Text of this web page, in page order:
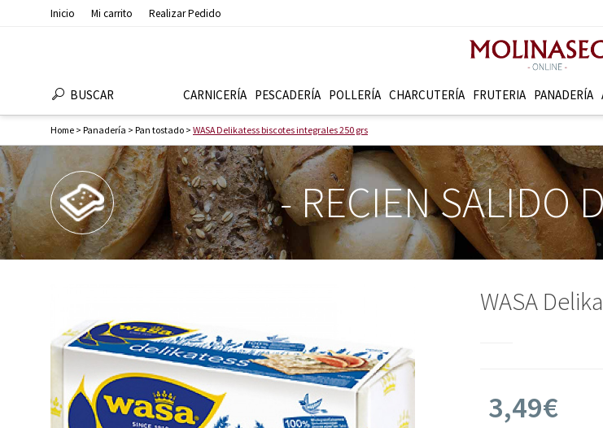
Inicio Mi carrito Realizar Pedido
BUSCAR CARNICERÍA PESCADERÍ­A POLLERÍA CHARCUTERÍ­A FRUTERI­A PANADERÍ­A
Home > Panaderí­a > Pan tostado > WASA Delikatess biscotes integrales 250 grs
-RECIEN SALIDO
WASA
3,49€